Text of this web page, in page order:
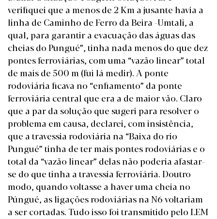
verifiquei que a menos de 2 Km a jusante havia a
linha de Caminho de Ferro da Beira -Umtali, a
qual, para garantir a evacuação das águas das
cheias do Pungué”, tinha nada menos do que dez
pontes ferroviárias, com uma “vazão linear” total
de mais de 500 m (fui lá medir). A ponte
rodoviária ficava no “enfiamento” da ponte
ferroviária central que era a de maior vão. Claro
que a par da solução que sugeri para resolver o
problema em causa, declarei, com insistência,
que a travessia rodoviária na “Baixa do rio
Pungué” tinha de ter mais pontes rodoviárias e o
total da “vazão linear” delas não poderia afastar-
se do que tinha a travessia ferroviária. Doutro
modo, quando voltasse a haver uma cheia no
Púngué, as ligações rodoviárias na N6 voltariam
a ser cortadas. Tudo isso foi transmitido pelo LEM